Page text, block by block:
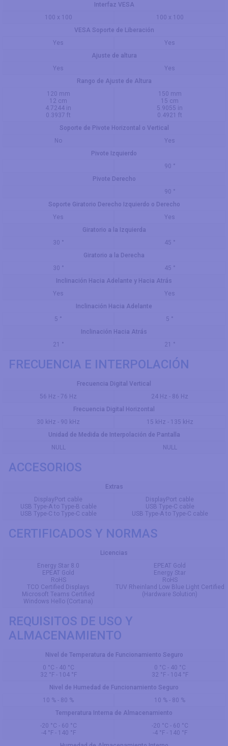
Interfaz VESA
100 x 100
100 x 100
VESA Soporte de Liberación
Yes
Yes
Ajuste de altura
Yes
Yes
Rango de Ajuste de Altura
120 mm
12 cm
4.7244 in
0.3937 ft
150 mm
15 cm
5.9055 in
0.4921 ft
Soporte de Pivote Horizontal o Vertical
No
Yes
Pivote Izquierdo
90 °
Pivote Derecho
90 °
Soporte Giratorio Derecho Izquierdo o Derecho
Yes
Yes
Giratorio a la Izquierda
30 °
45 °
Giratorio a la Derecha
30 °
45 °
Inclinación Hacia Adelante y Hacia Atrás
Yes
Yes
Inclinación Hacia Adelante
5 °
5 °
Inclinación Hacia Atrás
21 °
21 °
FRECUENCIA E INTERPOLACIÓN
Frecuencia Digital Vertical
56 Hz - 76 Hz
24 Hz - 86 Hz
Frecuencia Digital Horizontal
30 kHz - 90 kHz
15 kHz - 135 kHz
Unidad de Medida de Interpolación de Pantalla
NULL
NULL
ACCESORIOS
Extras
DisplayPort cable
USB Type-A to Type-B cable
USB Type-C to Type-C cable
DisplayPort cable
USB Type-C cable
USB Type-A to Type-C cable
CERTIFICADOS Y NORMAS
Licencias
Energy Star 8.0
EPEAT Gold
RoHS
TCO Certified Displays
Microsoft Teams Certified
Windows Hello (Cortana)
EPEAT Gold
Energy Star
RoHS
TUV Rheinland Low Blue Light Certified
(Hardware Solution)
REQUISITOS DE USO Y
ALMACENAMIENTO
Nivel de Temperatura de Funcionamiento Seguro
0 °C - 40 °C
32 °F - 104 °F
0 °C - 40 °C
32 °F - 104 °F
Nivel de Humedad de Funcionamiento Seguro
10 % - 80 %
10 % - 80 %
Temperatura Interna de Almacenamiento
-20 °C - 60 °C
-4 °F - 140 °F
-20 °C - 60 °C
-4 °F - 140 °F